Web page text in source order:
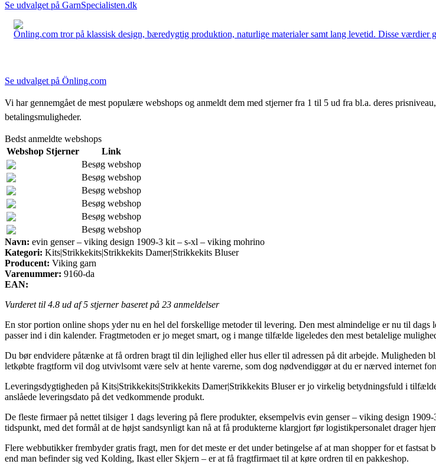
Se udvalget på GarnSpecialisten.dk
Önling.com tror på klassisk design, bæredygtig produktion, naturlige materialer samt lang levetid. Disse værdier
Se udvalget på Önling.com
Vi har gennemgået de mest populære webshops og anmeldt dem med stjerner fra 1 til 5 ud fra bl.a. deres
betalingsmuligheder.
Bedst anmeldte webshops
Webshop Stjerner
Link
Besøg webshop
Besøg webshop
Besøg webshop
Besøg webshop
Besøg webshop
Besøg webshop
Navn: evin genser – viking design 1909-3 kit – s-xl – viking mohrino
Kategori: Kits|Strikkekits|Strikkekits Damer|Strikkekits Bluser
Producent: Viking garn
Varenummer: 9160-da
EAN:
Vurderet til 4.8 ud af 5 stjerner baseret på 23 anmeldelser
En stor portion online shops yder nu en hel del forskellige metoder til levering. Den mest almindelige er nu til
passer ind i din kalender. Fragtmetoden er jo meget smart, og i mange tilfælde ligeledes den mest betalelige
Du bør endvidere påtænke at få ordren bragt til din lejlighed eller hus eller til adressen på dit arbejde.
letkøbte fragtform vil dog utvivlsomt være selv at hente varerne, som dog nødvendiggør at du er nærved internet
Leveringsdygtigheden på Kits|Strikkekits|Strikkekits Damer|Strikkekits Bluser er jo virkelig betydningsfuld i
anslåede leveringsdato på det vedkommende produkt.
De fleste firmaer på nettet tilsiger 1 dags levering på flere produkter, eksempelvis evin genser – viking design
tidspunkt, med det formål at de højst sandsynligt kan nå at få produkterne klargjort før logistikpersonalet drager
Flere webbutikker frembyder gratis fragt, men for det meste er det under betingelse af at man shopper for et
end man befinder sig ved Kolding, Ikast eller Skjern – er at få fragtfirmaet til at køre ordren til en pakkeshop.